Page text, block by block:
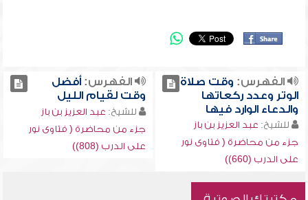
الفهرس: وقت صلاة
الوتر وعدد ركعاتها
والدعاء الوارد فيها
للشيخ: عبد العزيز بن باز
جزء من محاضرة ( فتاوى نور
على الدرب (660))
الفهرس:أفضل
وقت لقيام الليل
للشيخ: عبد العزيز بن باز
جزء من محاضرة ( فتاوى نور
على الدرب (808))